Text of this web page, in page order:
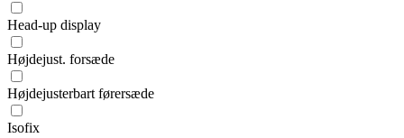
Head-up display
Højdejust. forsæde
Højdejusterbart førersæde
Isofix